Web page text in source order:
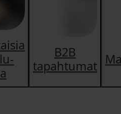
B2B
tapahtumat